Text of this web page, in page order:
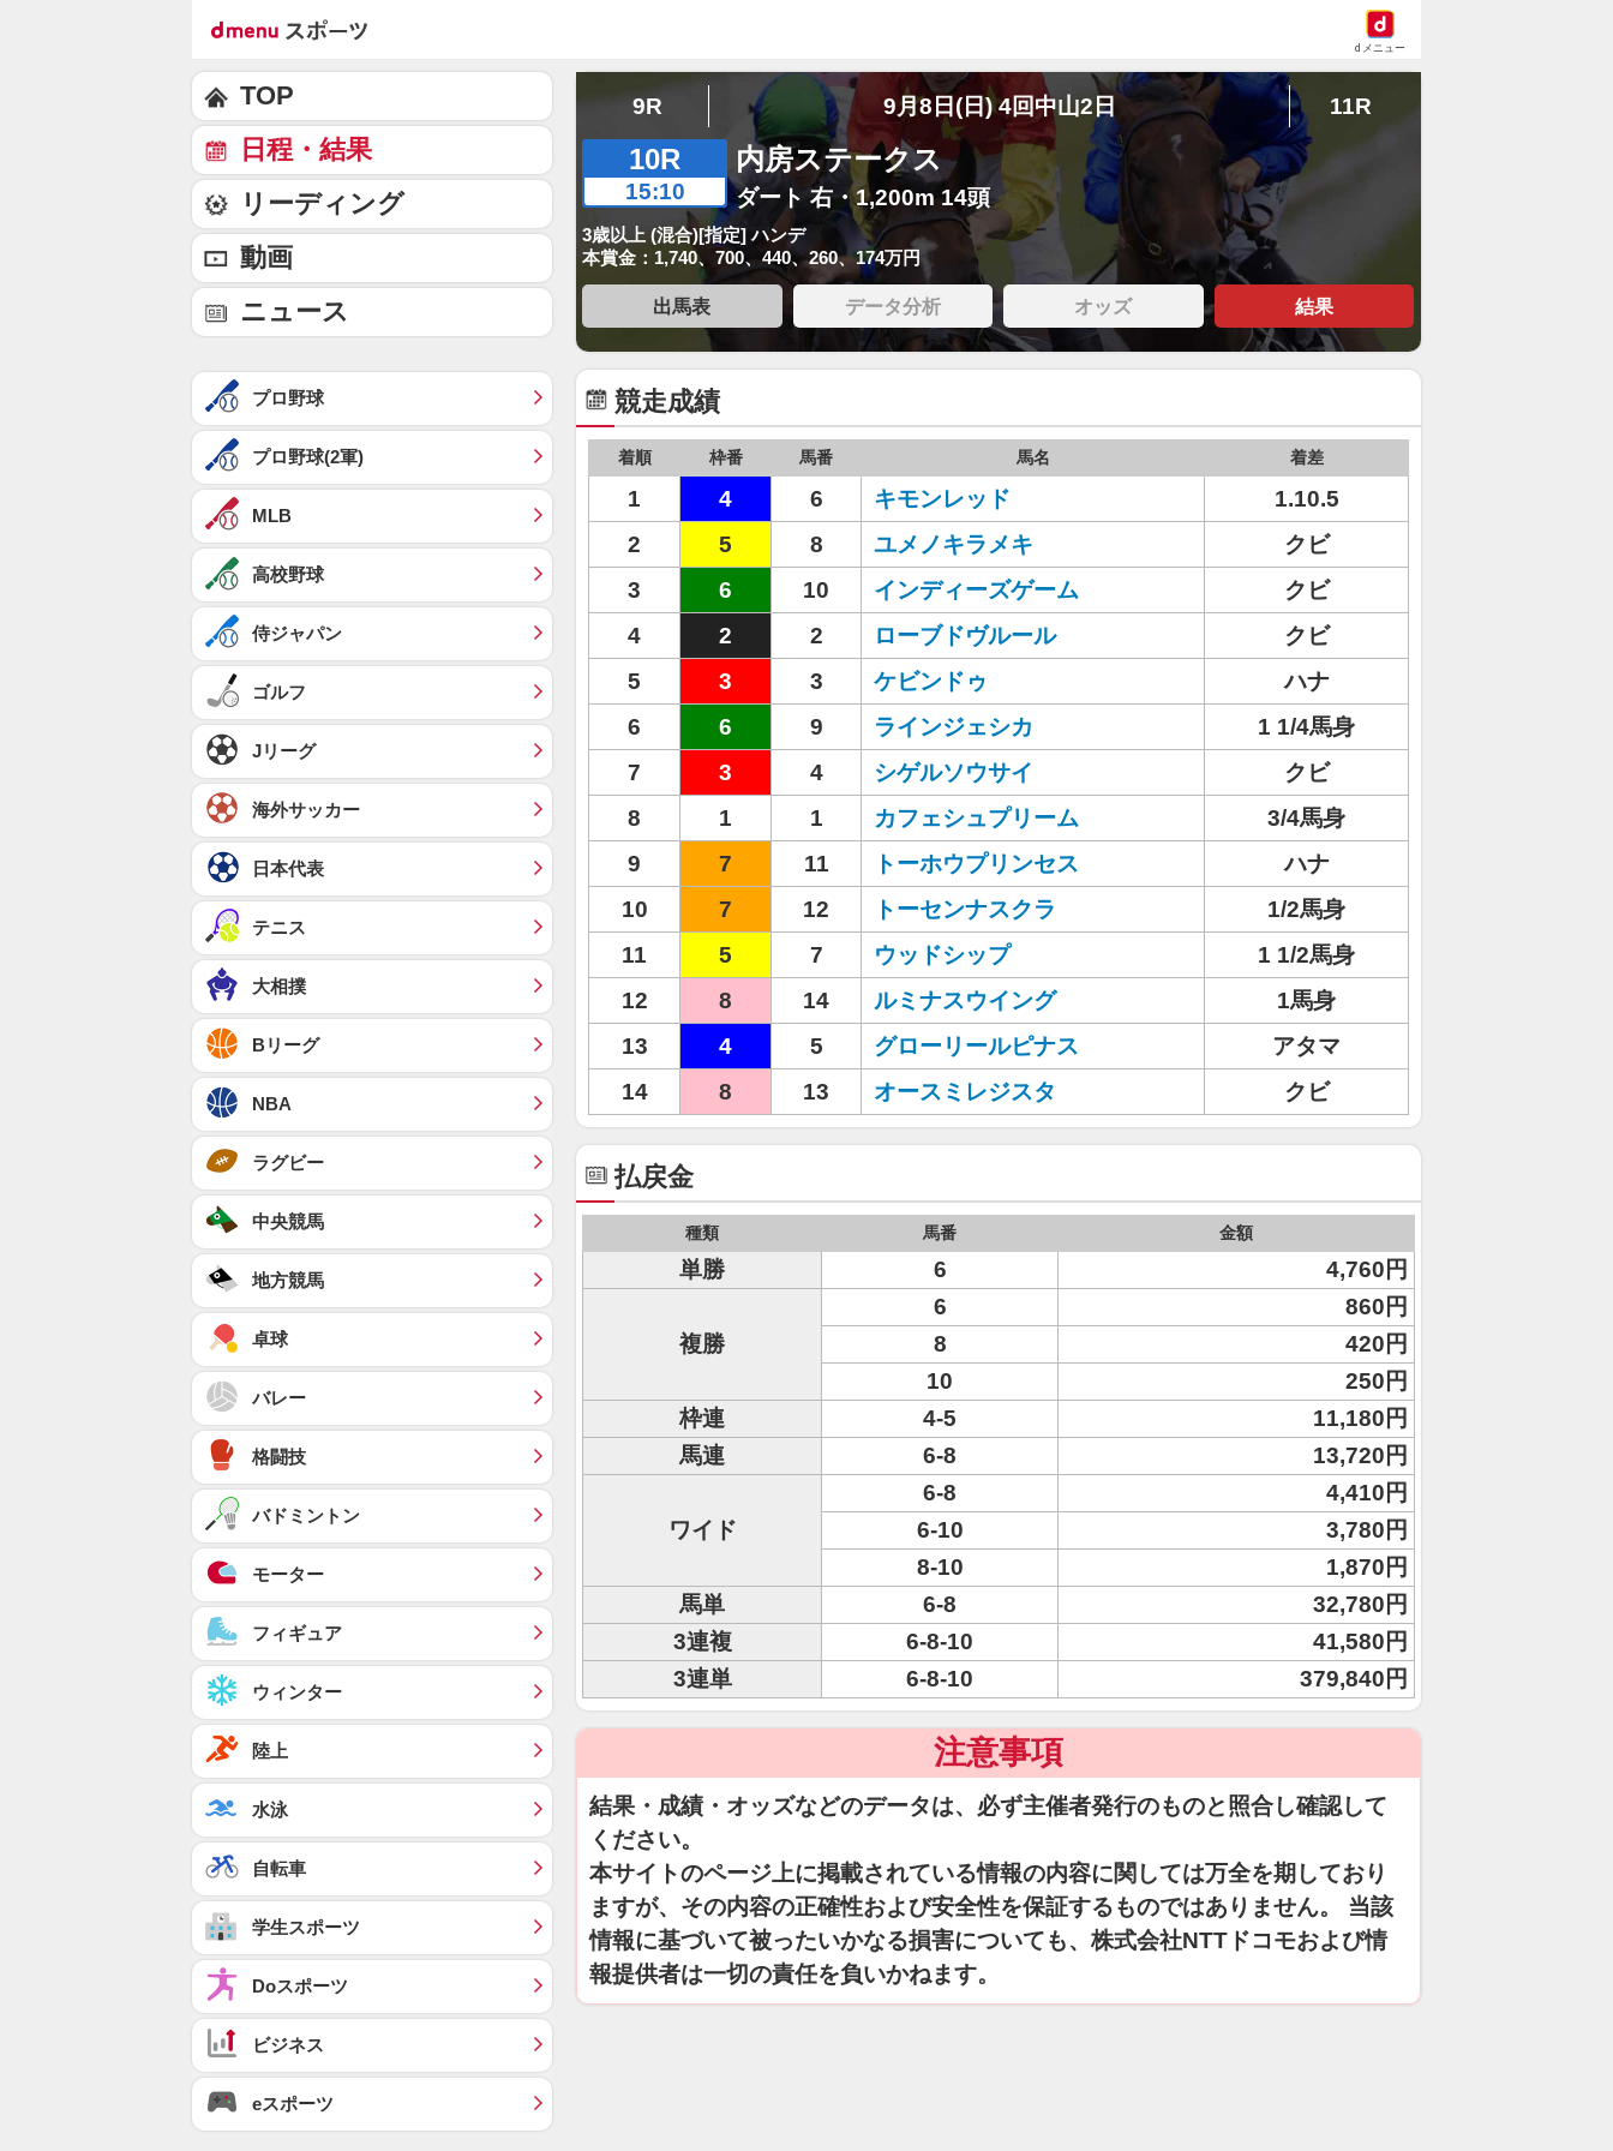
dメニュー
9R 9月8日(日) 4回中山2日 11R
10R
15:10
内房ステークス
ダート 右・1,200m 14頭
3歳以上 (混合)[指定] ハンデ
本賞金：1,740、700、440、260、174万円
出馬表 データ分析 オッズ 結果
競走成績
着順 枠番 馬番 馬名 着差
1 4 6 キモンレッド
1.10.5
2
5 8 ユメノキラメキ
クビ
3
6 10 インディーズゲーム
クビ
4
2 2 ローブドヴルール
クビ
5
3 3 ケビンドゥ
ハナ
6
6 9 ラインジェシカ
1 1/4馬身
7
3 4 シゲルソウサイ
クビ
8
1 1 カフェシュプリーム
3/4馬身
9
7 11 トーホウプリンセス
ハナ
10
7 12 トーセンナスクラ
1/2馬身
11
5 7 ウッドシップ
1 1/2馬身
12
8 14 ルミナスウイング
1馬身
13
4 5 グローリールピナス
アタマ
14
8 13 オースミレジスタ クビ
払戻金
種類 馬番 金額
単勝 6 4,760円
複勝
6
860円
8
420円
10
250円
枠連
4-5
11,180円
馬連
6-8 13,720円
ワイド
6-8
4,410円
6-10
3,780円
8-10
1,870円
馬単
6-8
32,780円
3連複
6-8-10
41,580円
3連単
6-8-10 379,840円
注意事項
結果・成績・オッズなどのデータは、必ず主催者発行のものと照合し確認して
ください。
本サイトのページ上に掲載されている情報の内容に関しては万全を期しており
ますが、その内容の正確性および安全性を保証するものではありません。 当該
情報に基づいて被ったいかなる損害についても、株式会社NTTドコモおよび情
報提供者は一切の責任を負いかねます。
TOP
日程・結果
リーディング
動画
ニュース
プロ野球
プロ野球(2軍)
MLB
高校野球
侍ジャパン
ゴルフ
Jリーグ
海外サッカー
日本代表
テニス
大相撲
Bリーグ
NBA
ラグビー
中央競馬
地方競馬
卓球
バレー
格闘技
バドミントン
モーター
フィギュア
ウィンター
陸上
水泳
自転車
学生スポーツ
Doスポーツ
ビジネス
eスポーツ